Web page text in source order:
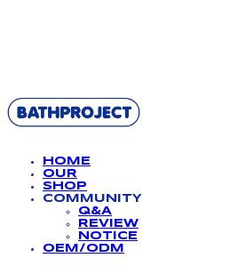
HOME
OUR
SHOP
COMMUNITY
Q&A
REVIEW
NOTICE
OEM/ODM